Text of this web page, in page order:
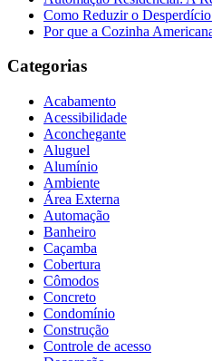
Como Reduzir o
Por que a Cozinha
Categorias
Acabamento
Acessibilidade
Aconchegante
Aluguel
Alumínio
Ambiente
Área Externa
Automação
Banheiro
Caçamba
Cobertura
Cômodos
Concreto
Condomínio
Construção
Controle de acesso